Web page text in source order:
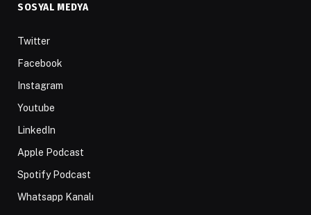
SOSYAL MEDYA
Twitter
Facebook
Instagram
Youtube
LinkedIn
Apple Podcast
Spotify Podcast
Whatsapp Kanalı